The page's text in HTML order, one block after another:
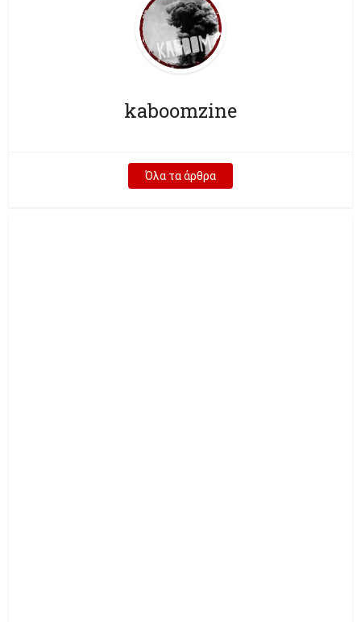
kaboomzine
Όλα τα άρθρα